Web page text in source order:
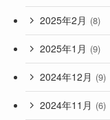
2025年2月 (8)
2025年1月 (9)
2024年12月 (9)
2024年11月 (6)